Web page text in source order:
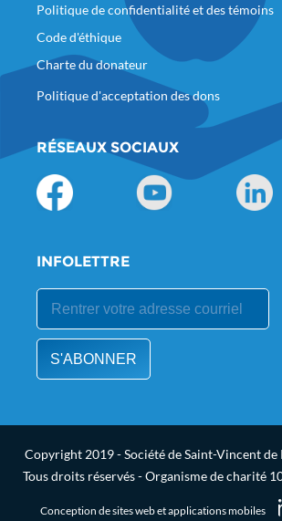
Politique de confidentialité et des témoins
Code d'éthique
Charte du donateur
Politique d'acceptation des dons
RÉSEAUX SOCIAUX
INFOLETTRE
Copyright 2019 - Société de Saint-Vincent
Tous droits réservés - Organisme de charité
Conception de sites web et applications mobiles